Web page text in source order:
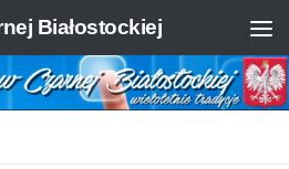
Białostockiej